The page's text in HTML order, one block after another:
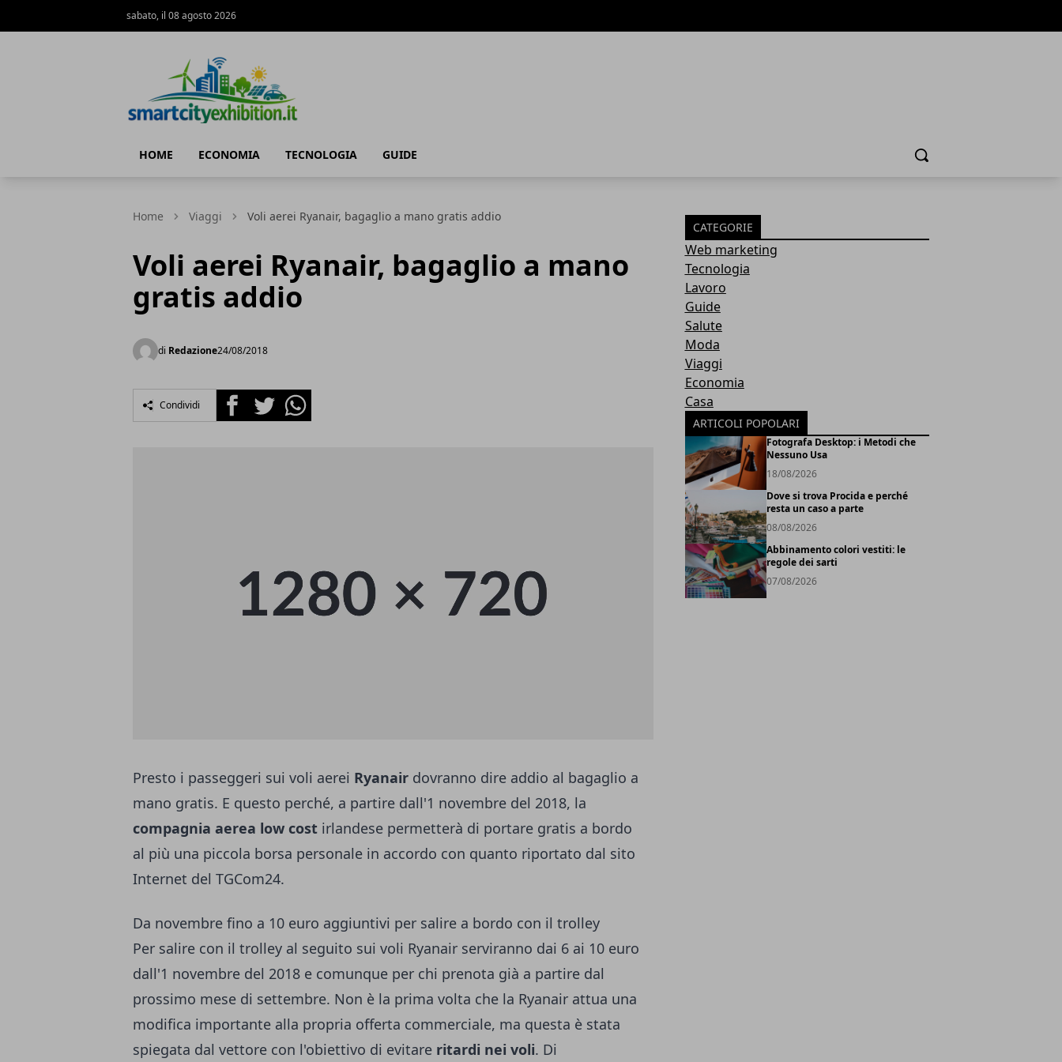
sabato, il 08 agosto 2026
HOME ECONOMIA TECNOLOGIA GUIDE Cerca
Home Viaggi Voli aerei Ryanair, bagaglio a mano gratis addio
Voli aerei Ryanair, bagaglio a mano
gratis addio
di Redazione24/08/2018
Condividi FacebookTwitterWhatsapp
Presto i passeggeri sui voli aerei Ryanair dovranno dire addio al bagaglio a
mano gratis. E questo perché, a partire dall'1 novembre del 2018, la
compagnia aerea low cost irlandese permetterà di portare gratis a bordo
al più una piccola borsa personale in accordo con quanto riportato dal sito
Internet del TGCom24.
Da novembre fino a 10 euro aggiuntivi per salire a bordo con il trolley
Per salire con il trolley al seguito sui voli Ryanair serviranno dai 6 ai 10 euro
dall'1 novembre del 2018 e comunque per chi prenota già a partire dal
prossimo mese di settembre. Non è la prima volta che la Ryanair attua una
modifica importante alla propria offerta commerciale, ma questa è stata
spiegata dal vettore con l'obiettivo di evitare ritardi nei voli. Di
CATEGORIE
Web marketing
Tecnologia
Lavoro
Guide
Salute
Moda
Viaggi
Economia
Casa
ARTICOLI POPOLARI
Fotografa Desktop: i Metodi che
Nessuno Usa
18/08/2026
Dove si trova Procida e perché
resta un caso a parte
08/08/2026
Abbinamento colori vestiti: le
regole dei sarti
07/08/2026